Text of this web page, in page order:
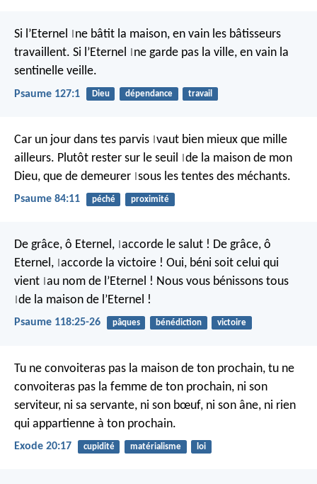
Si l’Eternel ne bâtit la maison, en vain les bâtisseurs
travaillent. Si l’Eternel ne garde pas la ville, en vain la
sentinelle veille.
Psaume 127:1 Dieu dépendance travail
Car un jour dans tes parvis vaut bien mieux que mille
ailleurs. Plutôt rester sur le seuil
de la maison de mon
Dieu, que de demeurer sous les tentes des méchants.
Psaume 84:11 péché proximité
De grâce, ô Eternel, accorde le salut ! De grâce, ô
Eternel, accorde la victoire ! Oui, béni soit celui qui
vient au nom de l’Eternel ! Nous vous bénissons tous
de la maison de l’Eternel !
Psaume 118:25-26 pâques bénédiction victoire
Tu ne convoiteras pas la maison de ton prochain, tu ne
convoiteras pas la femme de ton prochain, ni son
serviteur, ni sa servante, ni son bœuf, ni son âne, ni rien
qui appartienne à ton prochain.
Exode 20:17 cupidité matérialisme loi